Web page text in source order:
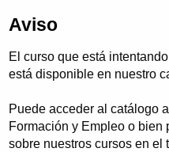
Aviso
El curso que está
está disponible en nuestro
Puede acceder al catálogo
Formación y Empleo o bien
sobre nuestros cursos en el